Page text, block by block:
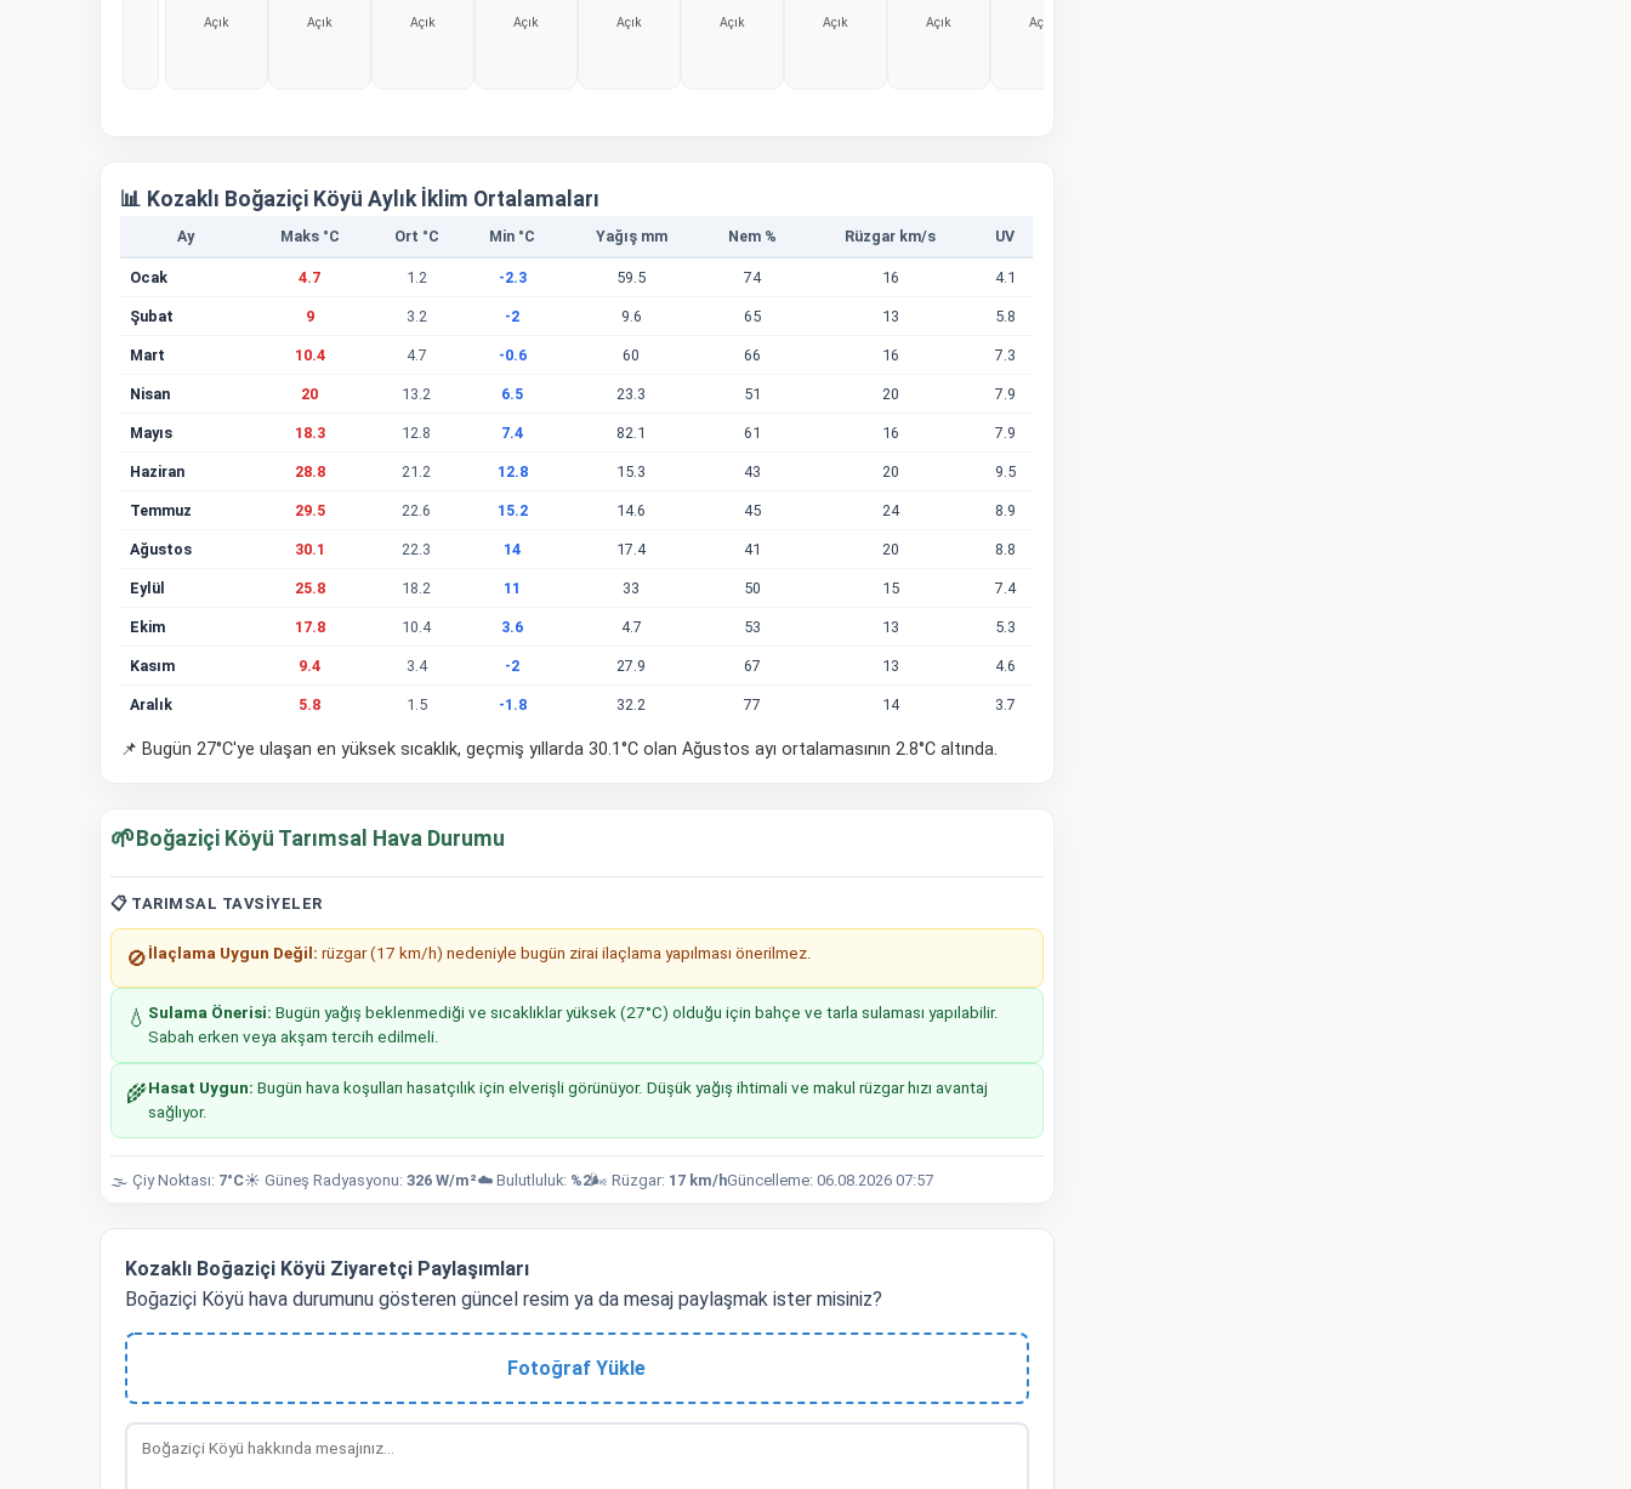
Açık Açık Açık Açık Açık Açık Açık Açık Açık
📊 Kozaklı Boğaziçi Köyü Aylık İklim Ortalamaları
Ay Maks °C Ort °C Min °C Yağış mm Nem % Rüzgar km/s UV
Ocak 4.7 1.2 -2.3 59.5 74 16 4.1
Şubat 9 3.2 -2 9.6 65 13 5.8
Mart 10.4 4.7 -0.6 60 66 16 7.3
Nisan 20 13.2 6.5 23.3 51 20 7.9
Mayıs 18.3 12.8 7.4 82.1 61 16 7.9
Haziran 28.8 21.2 12.8 15.3 43 20 9.5
Temmuz 29.5 22.6 15.2 14.6 45 24 8.9
Ağustos 30.1 22.3 14 17.4 41 20 8.8
Eylül 25.8 18.2 11 33 50 15 7.4
Ekim 17.8 10.4 3.6 4.7 53 13 5.3
Kasım 9.4 3.4 -2 27.9 67 13 4.6
Aralık 5.8 1.5 -1.8 32.2 77 14 3.7
📌 Bugün 27°C'ye ulaşan en yüksek sıcaklık, geçmiş yıllarda 30.1°C olan Ağustos ayı ortalamasının 2.8°C altında.
🌱 Boğaziçi Köyü Tarımsal Hava Durumu
📋 TARIMSAL TAVSIYELER
🚫 İlaçlama Uygun Değil: rüzgar (17 km/h) nedeniyle bugün zirai ilaçlama yapılması önerilmez.
💧 Sulama Önerisi: Bugün yağış beklenmediği ve sıcaklıklar yüksek (27°C) olduğu için bahçe ve tarla sulaması yapılabilir.
Sabah erken veya akşam tercih edilmeli.
🌾Hasat Uygun: Bugün hava koşulları hasatçılık için elverişli görünüyor. Düşük yağış ihtimali ve makul rüzgar hızı avantaj
sağlıyor.
🌫️ Çiy Noktası: 7°C☀️ Güneş Radyasyonu: 326 W/m²☁️ Bulutluluk: %2🌬️ Rüzgar: 17 km/hGüncelleme: 06.08.2026 07:57
Kozaklı Boğaziçi Köyü Ziyaretçi Paylaşımları
Boğaziçi Köyü hava durumunu gösteren güncel resim ya da mesaj paylaşmak ister misiniz?
Fotoğraf Yükle